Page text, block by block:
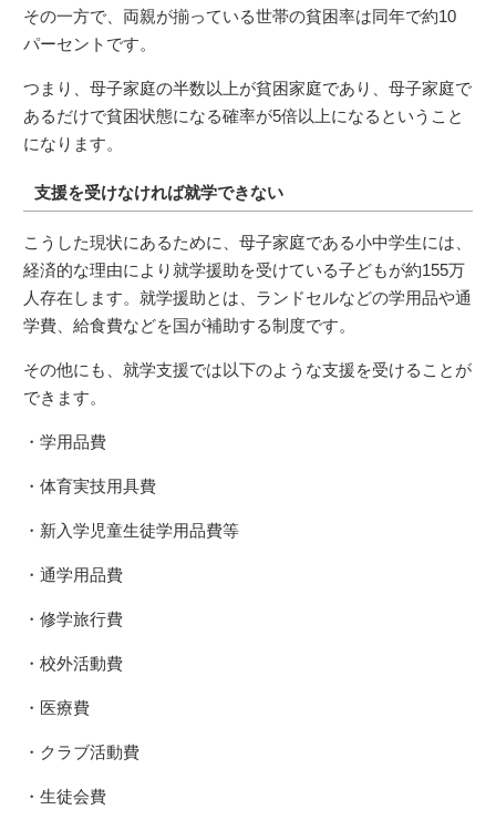
その一方で、両親が揃っている世帯の貧困率は同年で約10
パーセントです。
つまり、母子家庭の半数以上が貧困家庭であり、母子家庭で
あるだけで貧困状態になる確率が5倍以上になるということ
になります。
支援を受けなければ就学できない
こうした現状にあるために、母子家庭である小中学生には、
経済的な理由により就学援助を受けている子どもが約155万
人存在します。就学援助とは、ランドセルなどの学用品や通
学費、給食費などを国が補助する制度です。
その他にも、就学支援では以下のような支援を受けることが
できます。
・学用品費
・体育実技用具費
・新入学児童生徒学用品費等
・通学用品費
・修学旅行費
・校外活動費
・医療費
・クラブ活動費
・生徒会費